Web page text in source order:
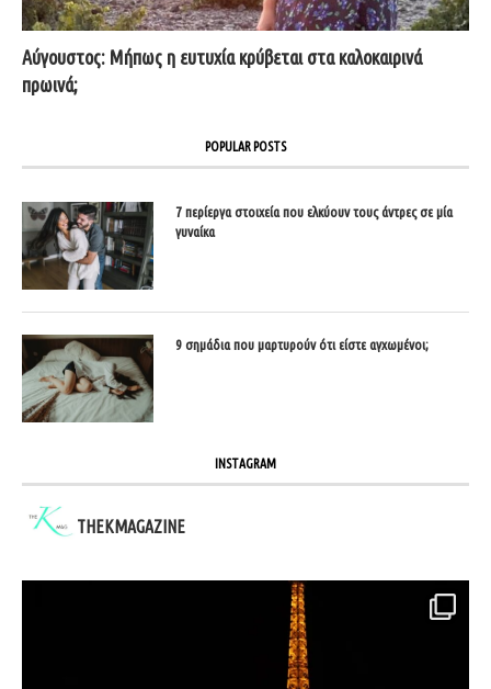
Αύγουστος: Μήπως η ευτυχία κρύβεται στα καλοκαιρινά
πρωινά;
POPULAR POSTS
7 περίεργα στοιχεία που ελκύουν τους άντρες σε μία
γυναίκα
9 σημάδια που μαρτυρούν ότι είστε αγχωμένοι;
INSTAGRAM
THEKMAGAZINE